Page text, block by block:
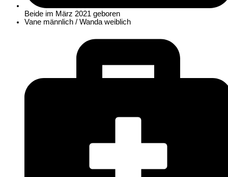
Beide im März 2021 geboren
Vane männlich / Wanda weiblich